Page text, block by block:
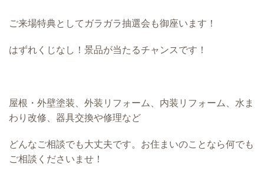
ご来場特典としてガラガラ抽選会も御座います！
はずれくじなし！景品が当たるチャンスです！
屋根・外壁塗装、外装リフォーム、内装リフォーム、水ま
わり改修、器具交換や修理など
どんなご相談でも大丈夫です。お住まいのことなら何でも
ご相談くださいませ！